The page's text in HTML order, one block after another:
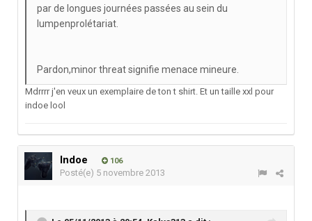
par de longues journées passées au sein du
lumpenprolétariat.
Pardon,minor threat signifie menace mineure.
Mdrrrr j'en veux un exemplaire de ton t shirt. Et un taille xxl pour
indoe lool
Indoe 106
Posté(e) 5 novembre 2013